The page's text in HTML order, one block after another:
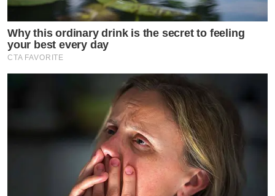
Why this ordinary drink is the secret to feeling
your best every day
CTA FAVORITE